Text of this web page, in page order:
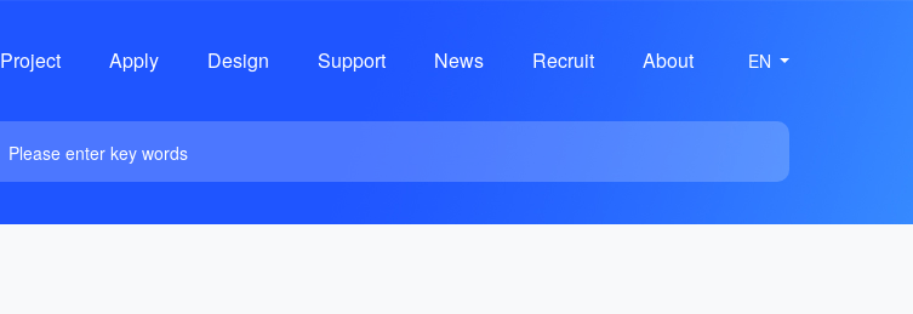
EN
Project Apply Design Support News Recruit About
Please enter key words